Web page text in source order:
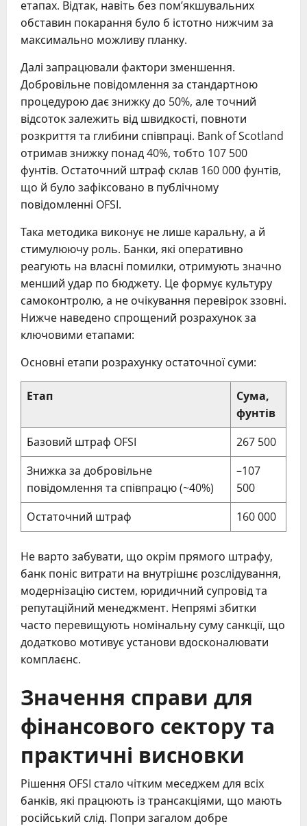
етапах. Відтак, навіть без пом’якшувальних
обставин покарання було б істотно нижчим за
максимально можливу планку.
Далі запрацювали фактори зменшення.
Добровільне повідомлення за стандартною
процедурою дає знижку до 50%, але точний
відсоток залежить від швидкості, повноти
розкриття та глибини співпраці. Bank of Scotland
отримав знижку понад 40%, тобто 107 500
фунтів. Остаточний штраф склав 160 000 фунтів,
що й було зафіксовано в публічному
повідомленні OFSI.
Така методика виконує не лише каральну, а й
стимулюючу роль. Банки, які оперативно
реагують на власні помилки, отримують значно
менший удар по бюджету. Це формує культуру
самоконтролю, а не очікування перевірок ззовні.
Нижче наведено спрощений розрахунок за
ключовими етапами:
Основні етапи розрахунку остаточної суми:
Етап
Сума,
фунтів
Базовий штраф OFSI
267 500
Знижка за добровільне
повідомлення та співпрацю (~40%)
–107
500
Остаточний штраф
160 000
Не варто забувати, що окрім прямого штрафу,
банк поніс витрати на внутрішнє розслідування,
модернізацію систем, юридичний супровід та
репутаційний менеджмент. Непрямі збитки
часто перевищують номінальну суму санкції, що
додатково мотивує установи вдосконалювати
комплаєнс.
Значення справи для
фінансового сектору та
практичні висновки
Рішення OFSI стало чітким меседжем для всіх
банків, які працюють із трансакціями, що мають
російський слід. Попри загалом добре